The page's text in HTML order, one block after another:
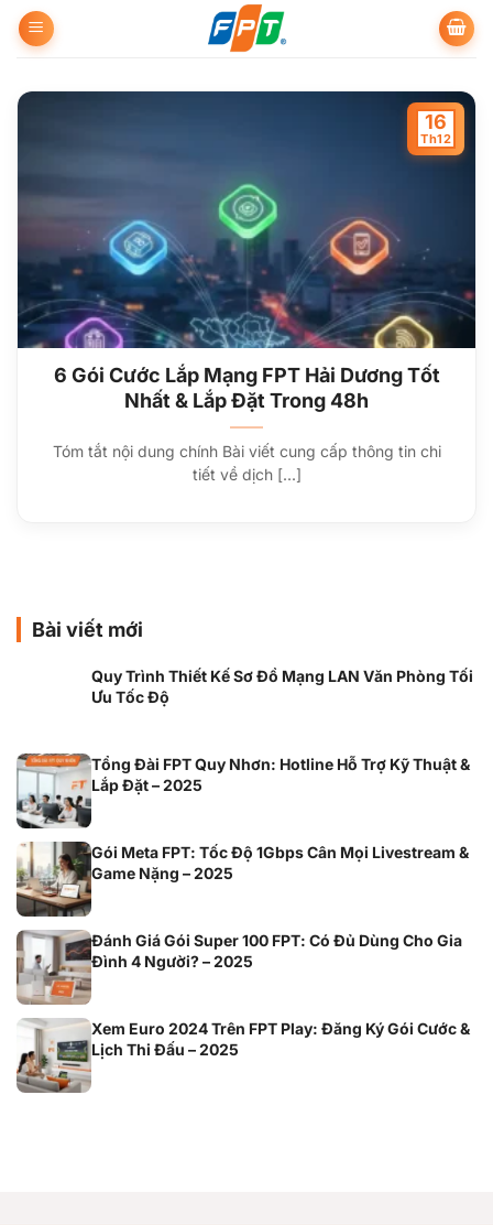
qua
dung
6 Gói Cước Lắp Mạng FPT Hải Dương Tốt
Nhất & Lắp Đặt Trong 48h
Tóm tắt nội dung chính Bài viết cung cấp thông tin chi
tiết về dịch [...]
16
Th12
Bài viết mới
Quy Trình Thiết Kế Sơ Đồ Mạng LAN Văn Phòng Tối
Ưu Tốc Độ
Tổng Đài FPT Quy Nhơn: Hotline Hỗ Trợ Kỹ Thuật &
Lắp Đặt – 2025
Gói Meta FPT: Tốc Độ 1Gbps Cân Mọi Livestream &
Game Nặng – 2025
Đánh Giá Gói Super 100 FPT: Có Đủ Dùng Cho Gia
Đình 4 Người? – 2025
Xem Euro 2024 Trên FPT Play: Đăng Ký Gói Cước &
Lịch Thi Đấu – 2025